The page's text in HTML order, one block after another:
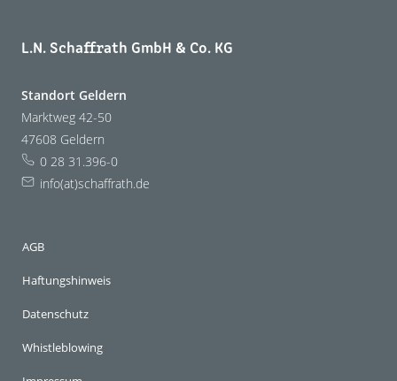
L.N. Schaffrath GmbH & Co. KG
Standort Geldern
Marktweg 42-50
47608 Geldern
0 28 31.396-0
info(at)schaffrath.de
AGB
Haftungshinweis
Datenschutz
Whistleblowing